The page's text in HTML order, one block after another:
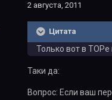
2 августа, 2011
Цитата
Только вот в ТОРе
Таки да:
Вопрос: Если ваш